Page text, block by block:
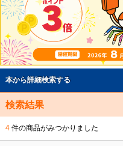
本から詳細検索する
検索結果
4件の商品がみつかりました